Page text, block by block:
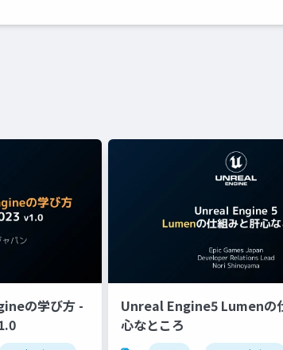
の学び方 -
Unreal Engine5 Lumenの
心なところ